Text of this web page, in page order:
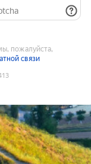
пожалуйста,
связи